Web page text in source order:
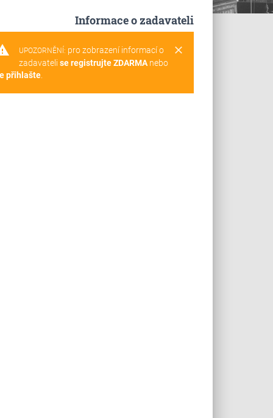
Informace o zadavateli
clear
UPOZORNĚNÍ: pro zobrazení informací o
zadavateli se registrujte ZDARMAnebo
přihlašte.